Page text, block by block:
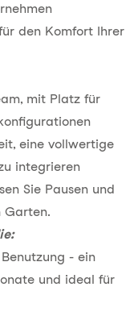
den Komfort Ihrer
mit Platz für
eine vollwertige
integrieren
Sie Pausen und
Garten.
- ein
und ideal für